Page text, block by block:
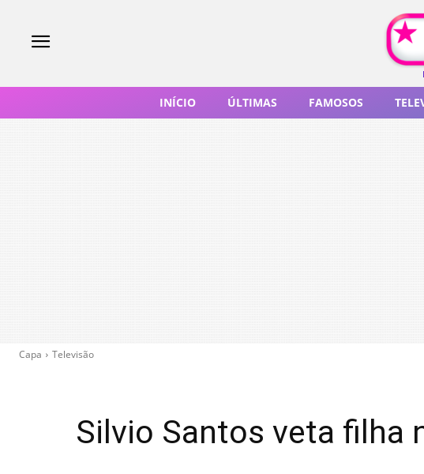
INÍCIO ÚLTIMAS FAMOSOS
Capa Televisão
Silvio Santos veta filha